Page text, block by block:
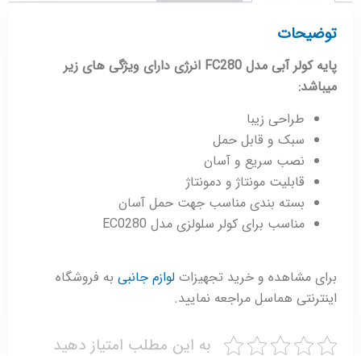
توضیحات
پایه کولر آبی مدل FC280 انرژی دارای ویژگی های زیر
میباشد:
طراحی زیبا
سبک و قابل حمل
نصب سریع و آسان
قابلیت مونتاژ و دمونتاژ
بسته بندی مناسب جهت حمل آسان
مناسب برای کولر سلولزی مدل EC0280
برای مشاهده و خرید تجهیزات لوازم جانبی به فروشگاه
اینترنتی هماسل مراجعه نمایید.
به این مطلب امتیاز دهید